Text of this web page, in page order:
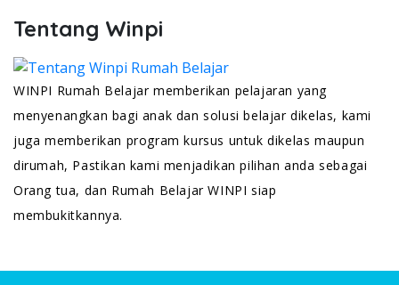
Tentang Winpi
WINPI Rumah Belajar memberikan pelajaran yang
menyenangkan bagi anak dan solusi belajar dikelas, kami
juga memberikan program kursus untuk dikelas maupun
dirumah, Pastikan kami menjadikan pilihan anda sebagai
Orang tua, dan Rumah Belajar WINPI siap
membukitkannya.